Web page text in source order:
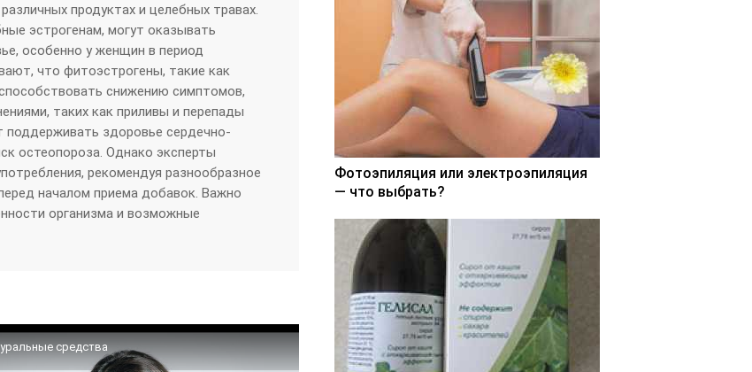
продуктах и целебных травах.
эстрогенам, могут оказывать
особенно у женщин в период
что фитоэстрогены, такие как
снижению симптомов,
таких как приливы и перепады
поддерживать здоровье сердечно-
остеопороза. Однако эксперты
рекомендуя разнообразное
началом приема добавок. Важно
организма и возможные
средства
Фотоэпиляция или электроэпиляция
— что выбрать?